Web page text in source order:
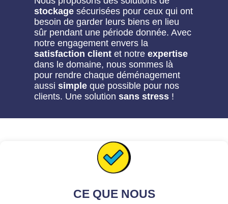
stockage sécurisées pour ceux qui ont
besoin de garder leurs biens en lieu
sûr pendant une période donnée. Avec
notre engagement envers la
satisfaction client et notreexpertise
dans le domaine, nous sommes là
pour rendre chaque déménagement
aussisimple que possible pour nos
clients. Une solutionsans stress !
CE QUE NOUS